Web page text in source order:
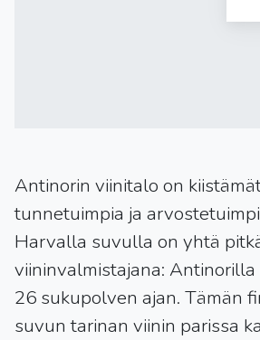
Antinorin viinitalo on
tunnetuimpia ja
Harvalla suvulla on yhtä
viininvalmistajana:
26 sukupolven ajan. Tämän
suvun tarinan viinin parissa